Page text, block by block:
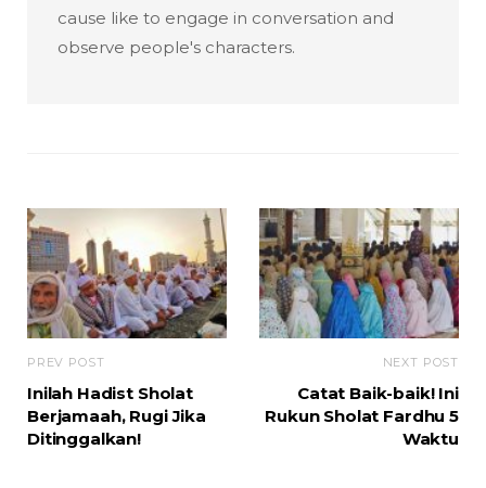
cause like to engage in conversation and
observe people's characters.
PREV POST
Inilah Hadist Sholat
Berjamaah, Rugi Jika
Ditinggalkan!
NEXT POST
Catat Baik-baik! Ini
Rukun Sholat Fardhu 5
Waktu